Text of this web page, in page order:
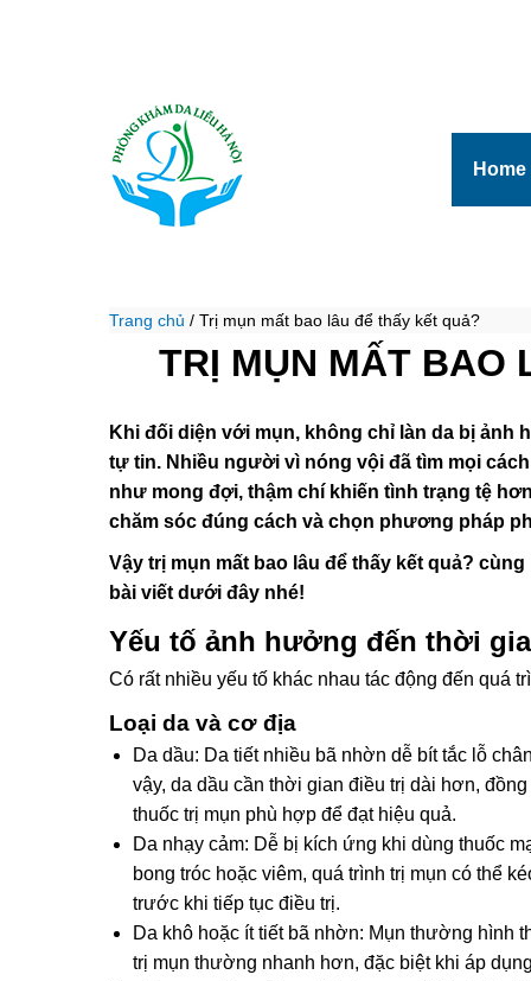
Home
Trang chủ / Trị mụn mất bao lâu để thấy kết quả?
TRỊ MỤN MẤT BAO
Khi đối diện với mụn, không chỉ làn da bị ảnh
tự tin. Nhiều người vì nóng vội đã tìm mọi
như mong đợi, thậm chí khiến tình trạng tệ
chăm sóc đúng cách và chọn phương pháp
Vậy trị mụn mất bao lâu để thấy kết quả?
bài viết dưới đây nhé!
Yếu tố ảnh hưởng đến thời
Có rất nhiều yếu tố khác nhau tác động đến quá
Loại da và cơ địa
Da dầu: Da tiết nhiều bã nhờn dễ bít tắc lỗ
vậy, da dầu cần thời gian điều trị dài hơn,
thuốc trị mụn phù hợp để đạt hiệu quả.
Da nhạy cảm: Dễ bị kích ứng khi dùng thuốc
bong tróc hoặc viêm, quá trình trị mụn có thể
trước khi tiếp tục điều trị.
Da khô hoặc ít tiết bã nhờn: Mụn thường hình
trị mụn thường nhanh hơn, đặc biệt khi áp